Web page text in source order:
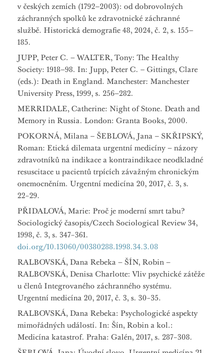
v českých zemích (1792–2003): od dobrovolných
záchranných spolků ke zdravotnické záchranné
službě. Historická demografie 48, 2024, č. 2, s. 155–
185.
JUPP, Peter C. – WALTER, Tony: The Healthy
Society: 1918–98. In: Jupp, Peter C. – Gittings, Clare
(eds.): Death in England. Manchester: Manchester
University Press, 1999, s. 256–282.
MERRIDALE, Catherine: Night of Stone. Death and
Memory in Russia. London: Granta Books, 2000.
POKORNÁ, Milana – ŠEBLOVÁ, Jana – SKŘIPSKÝ,
Roman: Etická dilemata urgentní medicíny – názory
zdravotníků na indikace a kontraindikace neodkladné
resuscitace u pacientů trpících závažným chronickým
onemocněním. Urgentní medicína 20, 2017, č. 3, s.
22−29.
PŘIDALOVÁ, Marie: Proč je moderní smrt tabu?
Sociologický časopis/Czech Sociological Review 34,
1998, č. 3, s. 347−361.
doi.org/10.13060/00380288.1998.34.3.08
RALBOVSKÁ, Dana Rebeka – ŠÍN, Robin –
RALBOVSKÁ, Denisa Charlotte: Vliv psychické zátěže
u členů Integrovaného záchranného systému.
Urgentní medicína 20, 2017, č. 3, s. 30−35.
RALBOVSKÁ, Dana Rebeka: Psychologické aspekty
mimořádných událostí. In: Šín, Robin a kol.:
Medicína katastrof. Praha: Galén, 2017, s. 287−308.